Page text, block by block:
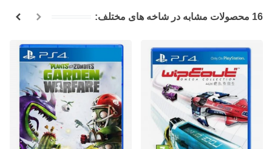
16 محصولات مشابه در شاخه های مختلف: